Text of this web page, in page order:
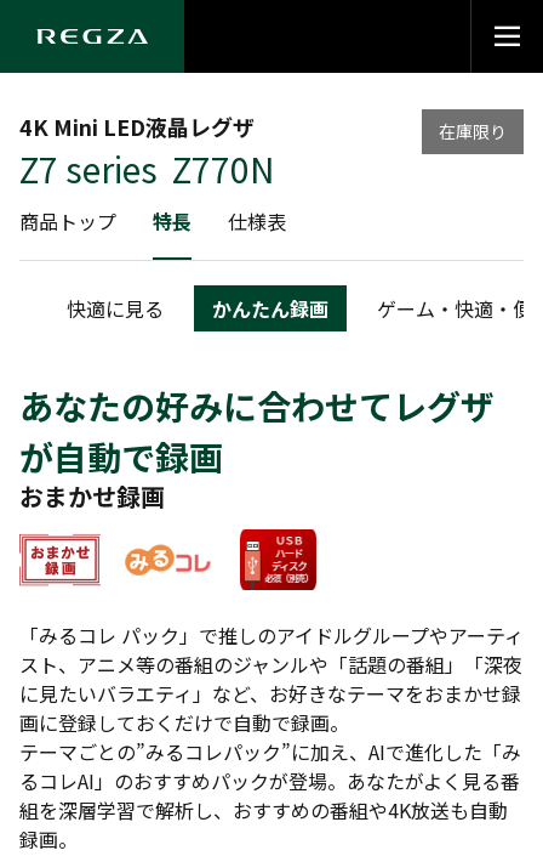
4K Mini LED液晶レグザ
Z7 series Z770N
在庫限り
商品トップ 特長 仕様表
快適に見る かんたん録画 ゲーム・快適・便
あなたの好みに合わせてレグザ
が自動で録画
おまかせ録画
「みるコレ パック」で推しのアイドルグループやアーティ
スト、アニメ等の番組のジャンルや「話題の番組」「深夜
に見たいバラエティ」など、お好きなテーマをおまかせ録
画に登録しておくだけで自動で録画。
テーマごとの”みるコレパック”に加え、AIで進化した「み
るコレAI」のおすすめパックが登場。あなたがよく見る番
組を深層学習で解析し、おすすめの番組や4K放送も自動
録画。